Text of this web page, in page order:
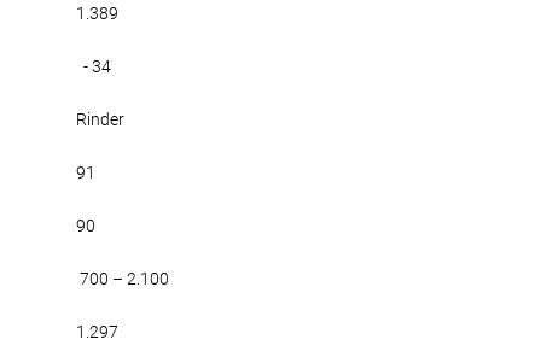
1.389
- 34
Rinder
91
90
700 – 2.100
1.297